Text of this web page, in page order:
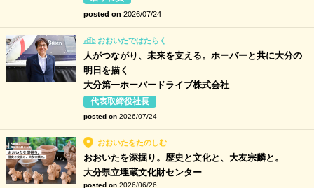
posted on 2026/07/24
おおいたではたらく
人がつながり、未来を支える。ホーバーと共に大分の
明日を描く
大分第一ホーバードライブ株式会社
代表取締役社長
posted on 2026/07/24
おおいたをたのしむ
おおいたを深掘り。歴史と文化と、大友宗麟と。
大分県立埋蔵文化財センター
posted on 2026/06/26